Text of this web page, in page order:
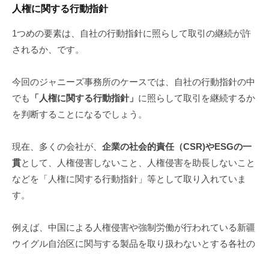
人権に関する行動指針
1つめの要素は、自社の行動指針に照らして取引の継続が許
されるか、です。
今回のジャニーズ事務所のケースでは、自社の行動指針の中
でも
「人権に関する行動指針」 に照らして取引を継続するか
を判断することになるでしょう。
現在、多くの会社が、 企業の社会的責任（CSR)やESGの一
貫として、人権侵害しないこと、人権侵害を助長しないこと
などを「人権に関する行動指針」等として取り入れていま
す。
例えば、中国による人権侵害や強制労働が行われている新疆
ウイグル自治区に関与する製品を取り扱わないとする各社の